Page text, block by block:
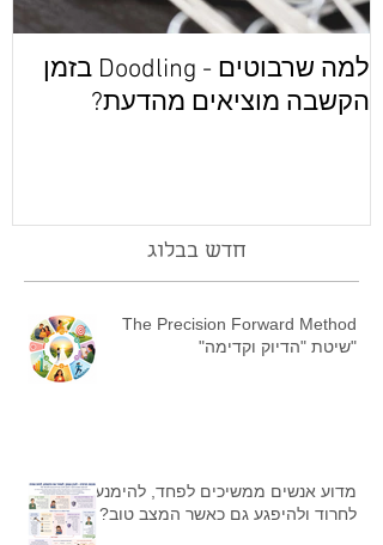
למה שרבוטים - Doodling בזמן
הקשבה מוציאים מהדעת?
חדש בבלוג
The Precision Forward Method
"שיטת "הדיוק וקדימה"
מדוע אנשים ממשיכים לפחד, להימנע,
לחרוד ולהיפגע גם כאשר המצב טוב?